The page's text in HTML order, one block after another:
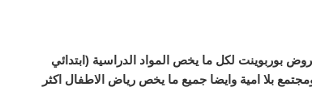
بوربوينت لكل ما يخص المواد الدراسية (ابتدائي
بلا امية وايضا جميع ما يخص رياض الاطفال اكثر